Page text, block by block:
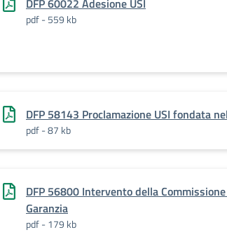
DFP 60022 Adesione USI
pdf - 559 kb
DFP 58143 Proclamazione USI fondata
pdf - 87 kb
DFP 56800 Intervento della
Garanzia
pdf - 179 kb